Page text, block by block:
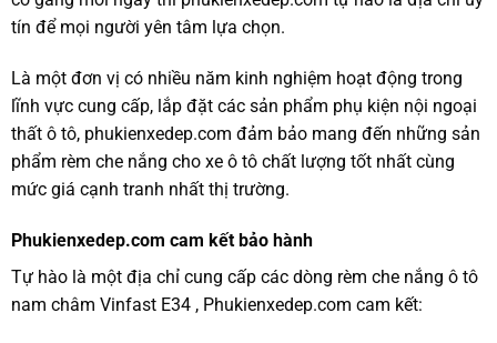
tín để mọi người yên tâm lựa chọn.
Là một đơn vị có nhiều năm kinh nghiệm hoạt động trong
lĩnh vực cung cấp, lắp đặt các sản phẩm phụ kiện nội ngoại
thất ô tô, phukienxedep.com đảm bảo mang đến những sản
phẩm rèm che nắng cho xe ô tô chất lượng tốt nhất cùng
mức giá cạnh tranh nhất thị trường.
Phukienxedep.com cam kết bảo hành
Tự hào là một địa chỉ cung cấp các dòng rèm che nắng ô tô
nam châm Vinfast E34 , Phukienxedep.com cam kết: